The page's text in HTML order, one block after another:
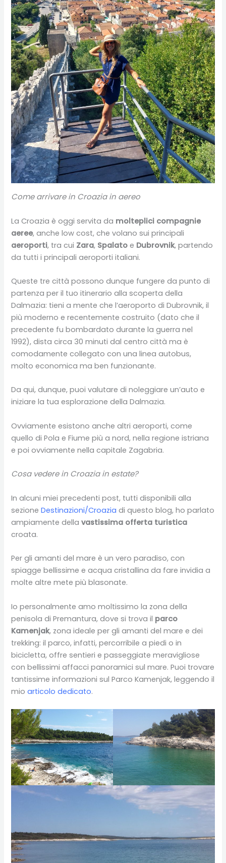
Come arrivare in Croazia in aereo
La Croazia è oggi servita da molteplici compagnie
aeree, anche low cost, che volano sui principali
aeroporti, tra cui Zara, Spalatoe Dubrovnik, partendo
da tutti i principali aeroporti italiani.
Queste tre città possono dunque fungere da punto di
partenza per il tuo itinerario alla scoperta della
Dalmazia: tieni a mente che l’aeroporto di Dubrovnik, il
più moderno e recentemente costruito (dato che il
precedente fu bombardato durante la guerra nel
1992), dista circa 30 minuti dal centro città ma è
comodamente collegato con una linea autobus,
molto economica ma ben funzionante.
Da qui, dunque, puoi valutare di noleggiare un’auto e
iniziare la tua esplorazione della Dalmazia.
Ovviamente esistono anche altri aeroporti, come
quello di Pola e Fiume più a nord, nella regione istriana
e poi ovviamente nella capitale Zagabria.
Cosa vedere in Croazia in estate?
In alcuni miei precedenti post, tutti disponibili alla
sezioneDestinazioni/Croazia di questo blog, ho parlato
ampiamente dellavastissima offerta turistica
croata.
Per gli amanti del mare è un vero paradiso, con
spiagge bellissime e acqua cristallina da fare invidia a
molte altre mete più blasonate.
Io personalmente amo moltissimo la zona della
penisola di Premantura, dove si trova il parco
Kamenjak, zona ideale per gli amanti del mare e dei
trekking: il parco, infatti, percorribile a piedi o in
bicicletta, offre sentieri e passeggiate meravigliose
con bellissimi affacci panoramici sul mare. Puoi trovare
tantissime informazioni sul Parco Kamenjak, leggendo il
mioarticolo dedicato.